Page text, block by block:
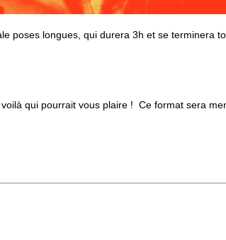
poses longues, qui durera 3h et se terminera
qui pourrait vous plaire ! Ce format sera